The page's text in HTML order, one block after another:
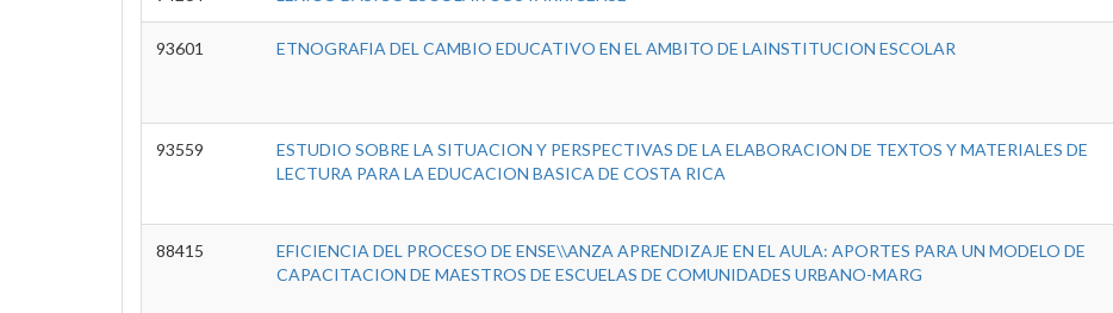
93601 ETNOGRAFIA DEL CAMBIO EDUCATIVO EN EL AMBITO DE LAINSTITUCION ESCOLAR
93559
ESTUDIO SOBRE LA SITUACION Y PERSPECTIVAS DE LA ELABORACION DE TEXTOS Y MATERIALES DE
LECTURA PARA LA EDUCACION BASICA DE COSTA RICA
88415
EFICIENCIA DEL PROCESO DE ENSE\\ANZA APRENDIZAJE EN EL AULA: APORTES PARA UN MODELO DE
CAPACITACION DE MAESTROS DE ESCUELAS DE COMUNIDADES URBANO-MARG